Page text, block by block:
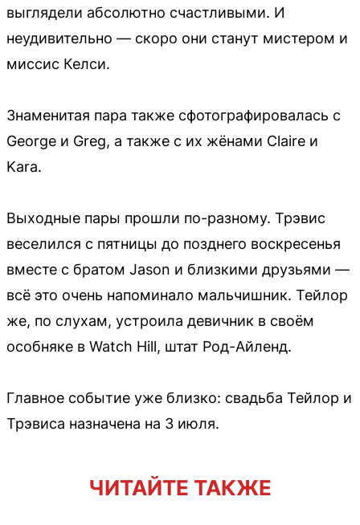
выглядели абсолютно счастливыми. И
неудивительно — скоро они станут мистером и
миссис Келси.
Знаменитая пара также сфотографировалась с
George и Greg, а также с их жёнами Claire и
Kara.
Выходные пары прошли по-разному. Трэвис
веселился с пятницы до позднего воскресенья
вместе с братом Jason и близкими друзьями —
всё это очень напоминало мальчишник. Тейлор
же, по слухам, устроила девичник в своём
особняке в Watch Hill, штат Род-Айленд.
Главное событие уже близко: свадьба Тейлор и
Трэвиса назначена на 3 июля.
ЧИТАЙТЕ ТАКЖЕ